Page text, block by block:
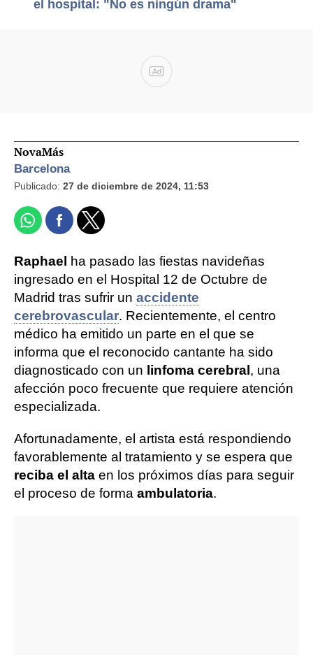
el hospital: "No es ningún drama"
Ad
NovaMás
Barcelona
Publicado: 27 de diciembre de 2024, 11:53
Raphael ha pasado las fiestas navideñas
ingresado en el Hospital 12 de Octubre de
Madrid tras sufrir un accidente
cerebrovascular. Recientemente, el centro
médico ha emitido un parte en el que se
informa que el reconocido cantante ha sido
diagnosticado con un linfoma cerebral, una
afección poco frecuente que requiere atención
especializada.
Afortunadamente, el artista está respondiendo
favorablemente al tratamiento y se espera que
reciba el alta en los próximos días para seguir
el proceso de forma ambulatoria.